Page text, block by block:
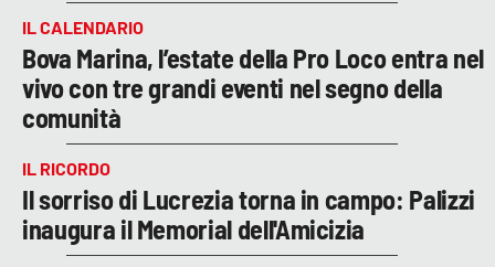
IL CALENDARIO
Bova Marina, l’estate della Pro Loco entra nel
vivo con tre grandi eventi nel segno della
comunità
IL RICORDO
Il sorriso di Lucrezia torna in campo: Palizzi
inaugura il Memorial dell'Amicizia